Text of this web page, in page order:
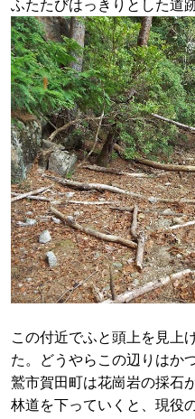
ふたたびはっきりとした道
この付近でふと頭上を見上
た。どうやらこの辺りはか
鷲市賀田町は花崗岩の採石
林道を下っていくと、現役